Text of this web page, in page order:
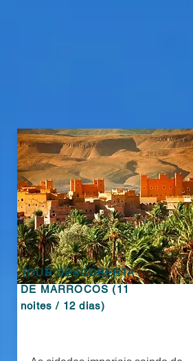
TOUR DESCOBERTA
DE MARROCOS (11
noites / 12 dias)